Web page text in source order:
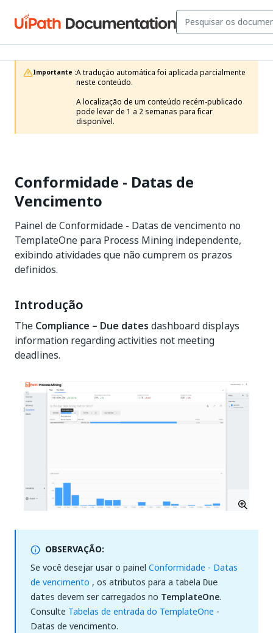
Importante :A tradução automática foi aplicada parcialmente
neste conteúdo.
A localização de um conteúdo recém-publicado
pode levar de 1 a 2 semanas para ficar
disponível.
Conformidade - Datas de
Vencimento
Painel de Conformidade - Datas de vencimento no
TemplateOne para Process Mining independente,
exibindo atividades que não cumprem os prazos
definidos.
Introdução
The Compliance – Due dates dashboard displays
information regarding activities not meeting
deadlines.
OBSERVAÇÃO:
Se você desejar usar o painel Conformidade - Datas
de vencimento , os atributos para a tabela Due
dates devem ser carregados no TemplateOne.
Consulte Tabelas de entrada do TemplateOne -
Datas de vencimento.